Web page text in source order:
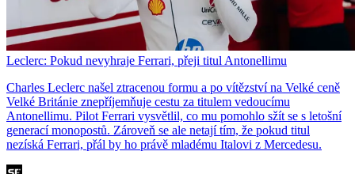
Leclerc: Pokud nevyhraje Ferrari, přeji titul Antonellimu
Charles Leclerc našel ztracenou formu a po vítězství na Velké ceně
Velké Británie znepříjemňuje cestu za titulem vedoucímu
Antonellimu. Pilot Ferrari vysvětlil, co mu pomohlo sžít se s letošní
generací monopostů. Zároveň se ale netají tím, že pokud titul
nezíská Ferrari, přál by ho právě mladému Italovi z Mercedesu.